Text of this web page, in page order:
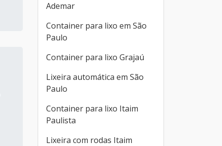
Ademar
Container para lixo em São
Paulo
Container para lixo Grajaú
Lixeira automática em São
Paulo
Container para lixo Itaim
Paulista
Lixeira com rodas Itaim